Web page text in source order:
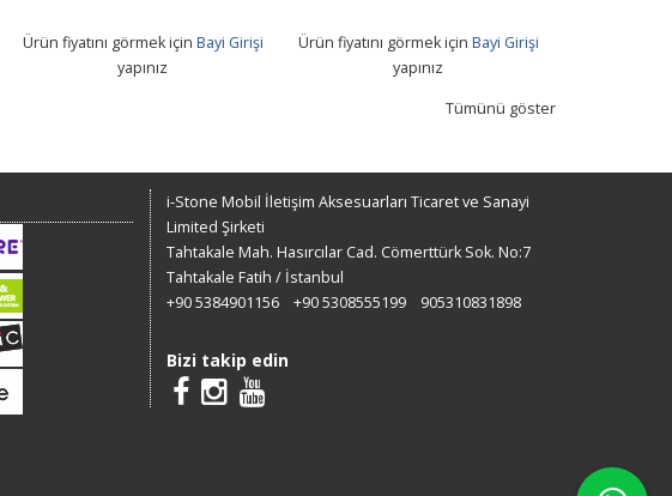
Ürün fiyatını görmek için Bayi Girişi
yapınız
Ürün fiyatını görmek için Bayi Girişi
yapınız
Tümünü göster
i-Stone Mobil İletişim Aksesuarları Ticaret ve Sanayi
Limited Şirketi
Tahtakale Mah. Hasırcılar Cad. Cömerttürk Sok. No:7
Tahtakale Fatih / İstanbul
+90 5384901156
+90 5308555199 905310831898
Bizi takip edin